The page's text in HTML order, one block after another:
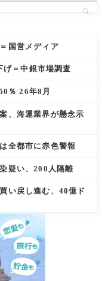
国営メディア
げ＝中銀市場調査
％ 26年8月
、海運業界が懸念示
全都市に赤色警報
疑い、200人隔離
い戻し進む、40億ド